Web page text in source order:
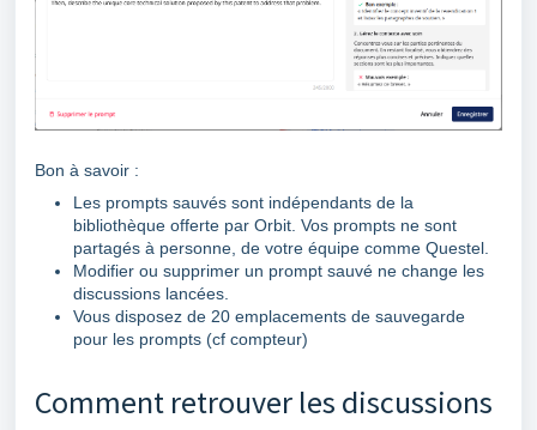
Bon à savoir :
Les prompts sauvés sont indépendants de la
bibliothèque offerte par Orbit. Vos prompts ne sont
partagés à personne, de votre équipe comme Questel.
Modifier ou supprimer un prompt sauvé ne change les
discussions lancées.
Vous disposez de 20 emplacements de sauvegarde
pour les prompts (cf compteur)
Comment retrouver les discussions